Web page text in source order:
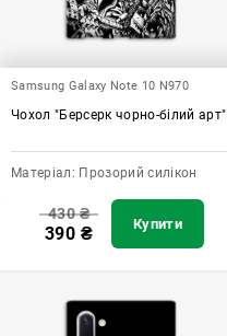
Samsung Galaxy Note 10 N970
Чохол "Берсерк чорно-білий арт"
Матеріал: Прозорий силікон
430₴
390 ₴ Купити